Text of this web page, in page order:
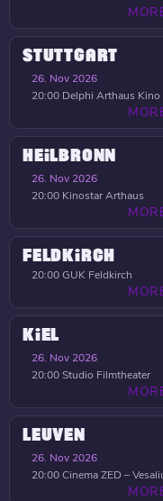
STUTTGART
26. Nov 2026
20:00 Delphi Arthaus Kino
HEILBRONN
26. Nov 2026
20:00 Kinostar Arthaus
FELDKIRCH
20:00GUK Feldkirch
KIEL
26. Nov 2026
20:00Studio Filmtheater
LEUVEN
26. Nov 2026
20:00Cinema ZED –